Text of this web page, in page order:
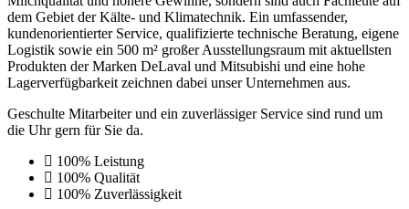
dem Gebiet der Kälte- und Klimatechnik. Ein umfassender,
kundenorientierter Service, qualifizierte technische Beratung, eigene
Logistik sowie ein 500 m² großer Ausstellungsraum mit aktuellsten
Produkten der Marken DeLaval und Mitsubishi und eine hohe
Lagerverfügbarkeit zeichnen dabei unser Unternehmen aus.
Geschulte Mitarbeiter und ein zuverlässiger Service sind rund um
die Uhr gern für Sie da.
100% Leistung
100% Qualität
100% Zuverlässigkeit